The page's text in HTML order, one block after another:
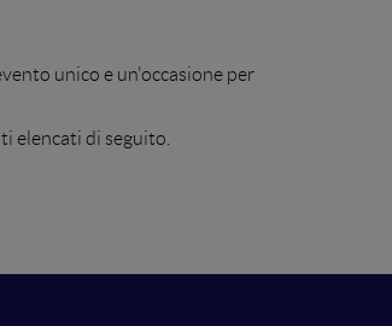
unico e un'occasione per
elencati di seguito.